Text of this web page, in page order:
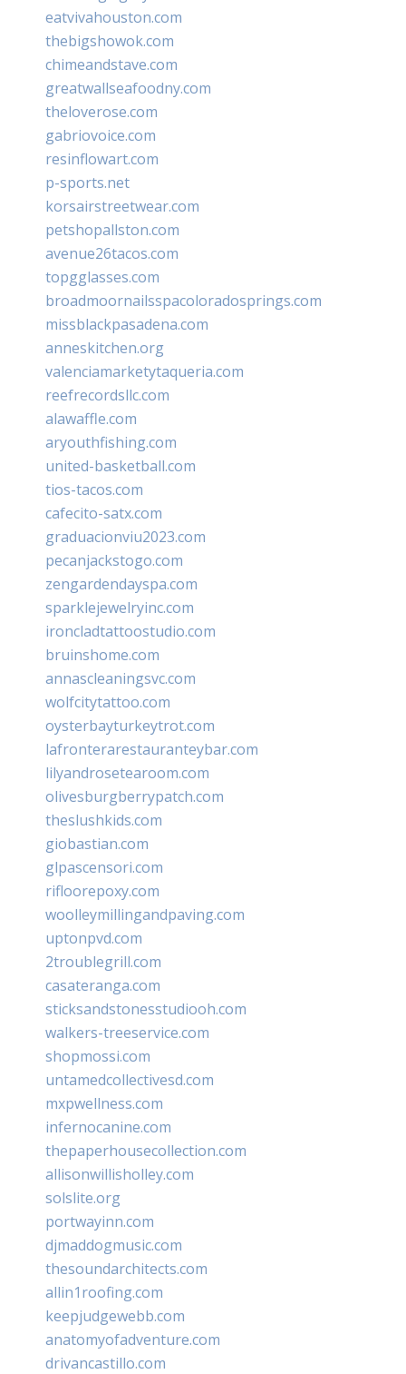
eatvivahouston.com
thebigshowok.com
chimeandstave.com
greatwallseafoodny.com
theloverose.com
gabriovoice.com
resinflowart.com
p-sports.net
korsairstreetwear.com
petshopallston.com
avenue26tacos.com
topgglasses.com
broadmoornailsspacoloradosprings.com
missblackpasadena.com
anneskitchen.org
valenciamarketytaqueria.com
reefrecordsllc.com
alawaffle.com
aryouthfishing.com
united-basketball.com
tios-tacos.com
cafecito-satx.com
graduacionviu2023.com
pecanjackstogo.com
zengardendayspa.com
sparklejewelryinc.com
ironcladtattoostudio.com
bruinshome.com
annascleaningsvc.com
wolfcitytattoo.com
oysterbayturkeytrot.com
lafronterarestauranteybar.com
lilyandrosetearoom.com
olivesburgberrypatch.com
theslushkids.com
giobastian.com
glpascensori.com
rifloorepoxy.com
woolleymillingandpaving.com
uptonpvd.com
2troublegrill.com
casateranga.com
sticksandstonesstudiooh.com
walkers-treeservice.com
shopmossi.com
untamedcollectivesd.com
mxpwellness.com
infernocanine.com
thepaperhousecollection.com
allisonwillisholley.com
solslite.org
portwayinn.com
djmaddogmusic.com
thesoundarchitects.com
allin1roofing.com
keepjudgewebb.com
anatomyofadventure.com
drivancastillo.com